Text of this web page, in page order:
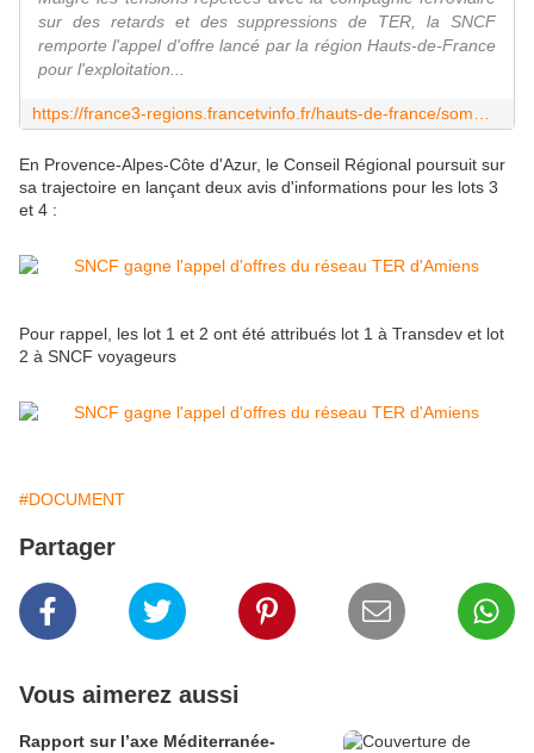
sur des retards et des suppressions de TER, la SNCF
remporte l'appel d'offre lancé par la région Hauts-de-France
pour l'exploitation...
En Provence-Alpes-Côte d'Azur, le Conseil Régional poursuit sur
sa trajectoire en lançant deux avis d'informations pour les lots 3
et 4 :
Pour rappel, les lot 1 et 2 ont été attribués lot 1 à Transdev et lot
2 à SNCF voyageurs
#DOCUMENT
Partager
Vous aimerez aussi
Rapport sur l’axe Méditerranée-